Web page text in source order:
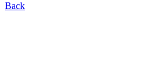
Back